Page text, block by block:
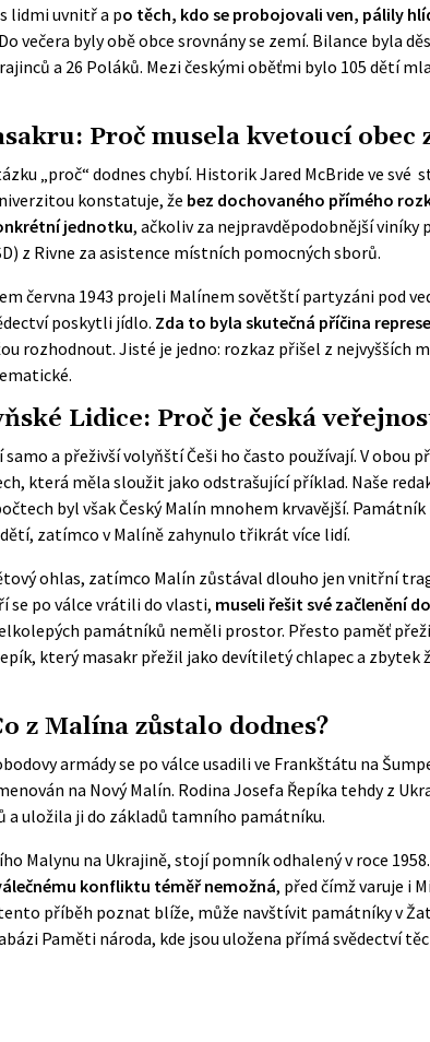
lidmi uvnitř a po těch, kdo se probojovali ven, pálily
večera byly obě obce srovnány se zemí. Bilance byla
a 26 Poláků. Mezi českými oběťmi bylo 105 dětí
Proč musela kvetoucí obec
„proč“ dodnes chybí. Historik Jared McBride ve své
konstatuje, že bez dochovaného přímého
jednotku, ačkoliv za nejpravděpodobnější viníky
z Rivne za asistence místních pomocných sborů.
června 1943 projeli Malínem sovětští partyzáni pod
poskytli jídlo. Zda to byla skutečná příčina represe
rozhodnout. Jisté je jedno: rozkaz přišel z nejvyšších
Lidice: Proč je česká
a přeživší volyňští Češi ho často používají. V obou
která měla sloužit jako odstrašující příklad. Naše
byl však Český Malín mnohem krvavější. Památník
zatímco v Malíně zahynulo třikrát více lidí.
ohlas, zatímco Malín zůstával dlouho jen vnitřní
se po válce vrátili do vlasti, museli řešit své začlenění
památníků neměli prostor. Přesto paměť
který masakr přežil jako devítiletý chlapec a zbytek
z Malína zůstalo dodnes?
armády se po válce usadili ve Frankštátu na
na Nový Malín. Rodina Josefa Řepíka tehdy z
a uložila ji do základů tamního památníku.
Malynu na Ukrajině, stojí pomník odhalený v roce
konfliktu téměř nemožná, před čímž varuje i
příběh poznat blíže, může navštívit památníky v
Paměti národa, kde jsou uložena přímá svědectví